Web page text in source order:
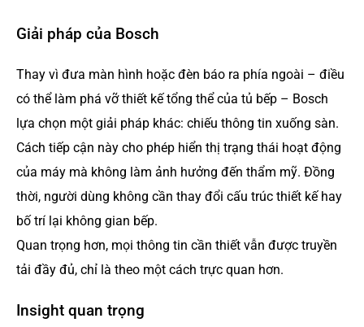
Giải pháp của Bosch
Thay vì đưa màn hình hoặc đèn báo ra phía ngoài – điều
có thể làm phá vỡ thiết kế tổng thể của tủ bếp – Bosch
lựa chọn một giải pháp khác: chiếu thông tin xuống sàn.
Cách tiếp cận này cho phép hiển thị trạng thái hoạt động
của máy mà không làm ảnh hưởng đến thẩm mỹ. Đồng
thời, người dùng không cần thay đổi cấu trúc thiết kế hay
bố trí lại không gian bếp.
Quan trọng hơn, mọi thông tin cần thiết vẫn được truyền
tải đầy đủ, chỉ là theo một cách trực quan hơn.
Insight quan trọng